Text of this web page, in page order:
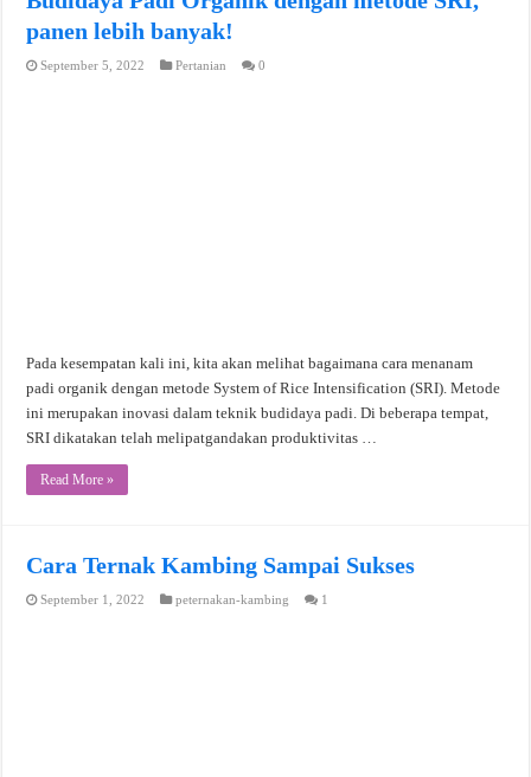
panen lebih banyak!
September 5, 2022 Pertanian 0
Pada kesempatan kali ini, kita akan melihat bagaimana cara menanam
padi organik dengan metode System of Rice Intensification (SRI). Metode
ini merupakan inovasi dalam teknik budidaya padi. Di beberapa tempat,
SRI dikatakan telah melipatgandakan produktivitas …
Read More »
Cara Ternak Kambing Sampai Sukses
September 1, 2022 peternakan-kambing 1